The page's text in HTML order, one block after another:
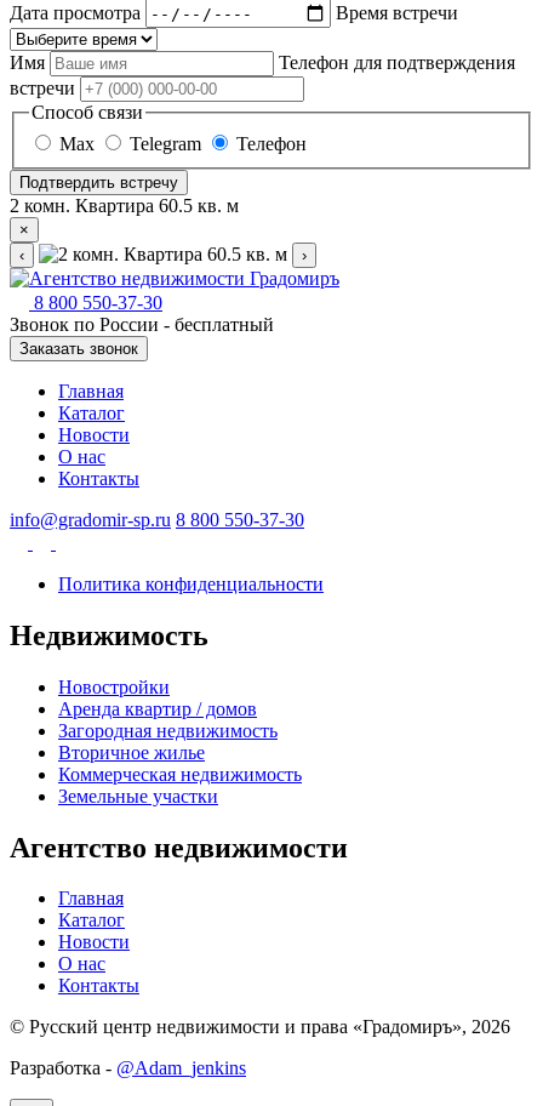
Дата просмотра Время встречи
Имя
Телефон для подтверждения
встречи
Способ связи
Max
Telegram Телефон
Подтвердить встречу
2 комн. Квартира 60.5 кв. м
×
‹
›
8 800 550-37-30
Звонок по России - бесплатный
Заказать звонок
Главная
Каталог
Новости
О нас
Контакты
info@gradomir-sp.ru 8 800 550-37-30
Политика конфиденциальности
Недвижимость
Новостройки
Аренда квартир / домов
Загородная недвижимость
Вторичное жилье
Коммерческая недвижимость
Земельные участки
Агентство недвижимости
Главная
Каталог
Новости
О нас
Контакты
© Русский центр недвижимости и права «Градомиръ», 2026
Разработка - @Adam_jenkins